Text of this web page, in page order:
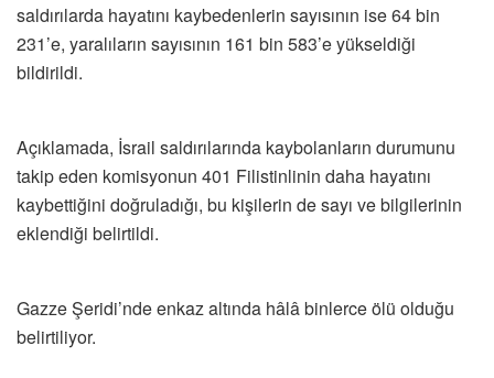
saldırılarda hayatını kaybedenlerin sayısının ise 64 bin
231’e, yaralıların sayısının 161 bin 583’e yükseldiği
bildirildi.
Açıklamada, İsrail saldırılarında kaybolanların durumunu
takip eden komisyonun 401 Filistinlinin daha hayatını
kaybettiğini doğruladığı, bu kişilerin de sayı ve bilgilerinin
eklendiği belirtildi.
Gazze Şeridi’nde enkaz altında hâlâ binlerce ölü olduğu
belirtiliyor.